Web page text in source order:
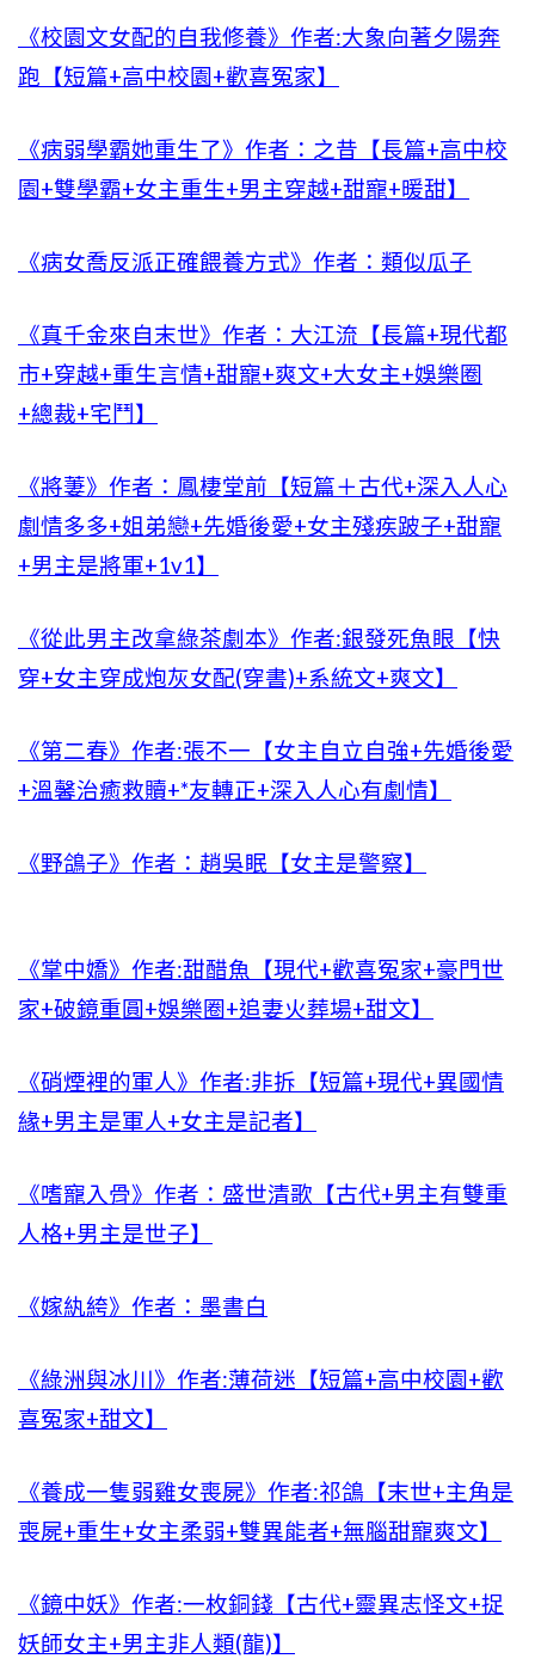
《校園文女配的自我修養》作者:大象向著夕陽奔
跑【短篇+高中校園+歡喜冤家】
《病弱學霸她重生了》作者：之昔【長篇+高中校
園+雙學霸+女主重生+男主穿越+甜寵+暖甜】
《病女喬反派正確餵養方式》作者：類似瓜子
《真千金來自末世》作者：大江流【長篇+現代都
市+穿越+重生言情+甜寵+爽文+大女主+娛樂圈
+總裁+宅鬥】
《將萋》作者：鳳棲堂前【短篇＋古代+深入人心
劇情多多+姐弟戀+先婚後愛+女主殘疾跛子+甜寵
+男主是將軍+1v1】
《從此男主改拿綠茶劇本》作者:銀發死魚眼【快
穿+女主穿成炮灰女配(穿書)+系統文+爽文】
《第二春》作者:張不一【女主自立自強+先婚後愛
+溫馨治癒救贖+*友轉正+深入人心有劇情】
《野鴿子》作者：趙吳眠【女主是警察】
《掌中嬌》作者:甜醋魚【現代+歡喜冤家+豪門世
家+破鏡重圓+娛樂圈+追妻火葬場+甜文】
《硝煙裡的軍人》作者:非拆【短篇+現代+異國情
緣+男主是軍人+女主是記者】
《嗜寵入骨》作者：盛世清歌【古代+男主有雙重
人格+男主是世子】
《嫁紈絝》作者：墨書白
《綠洲與冰川》作者:薄荷迷【短篇+高中校園+歡
喜冤家+甜文】
《養成一隻弱雞女喪屍》作者:祁鴿【末世+主角是
喪屍+重生+女主柔弱+雙異能者+無腦甜寵爽文】
《鏡中妖》作者:一枚銅錢【古代+靈異志怪文+捉
妖師女主+男主非人類(龍)】